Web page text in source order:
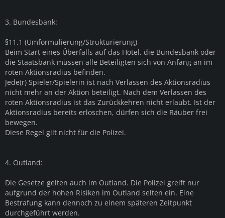
3. Bundesbank:
§11.1 (Umformulierung/Strukturierung)
Beim Start eines Überfalls auf das Hotel, die Bundesbank oder
die Staatsbank müssen alle Beteiligten sich von Anfang an im
roten Aktionsradius befinden.
Jede(r) Spieler/Spielerin ist nach Verlassen des Aktionsradius
nicht mehr an der Aktion beteiligt. Nach dem Verlassen des
roten Aktionsradius ist das Zurückkehren nicht erlaubt. Ist der
Aktionsradius bereits erloschen, dürfen sich die Räuber frei
bewegen.
Diese Regel gilt nicht für die Polizei.
4. Outland:
Die Gesetze gelten auch im Outland. Die Polizei greift nur
aufgrund der hohen Risiken im Outland selten ein. Eine
Bestrafung kann dennoch zu einem späteren Zeitpunkt
durchgeführt werden.